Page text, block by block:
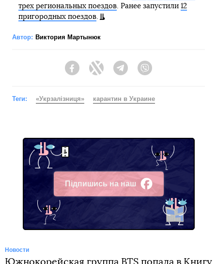
трех региональных поездов. Ранее запустили 12
пригородных поездов.
Автор: Виктория Мартынюк
FacebookTwitter Telegram
Теги: «Укрзалізниця» карантин в Украине
Підпишись на наш
Facebook
Новости